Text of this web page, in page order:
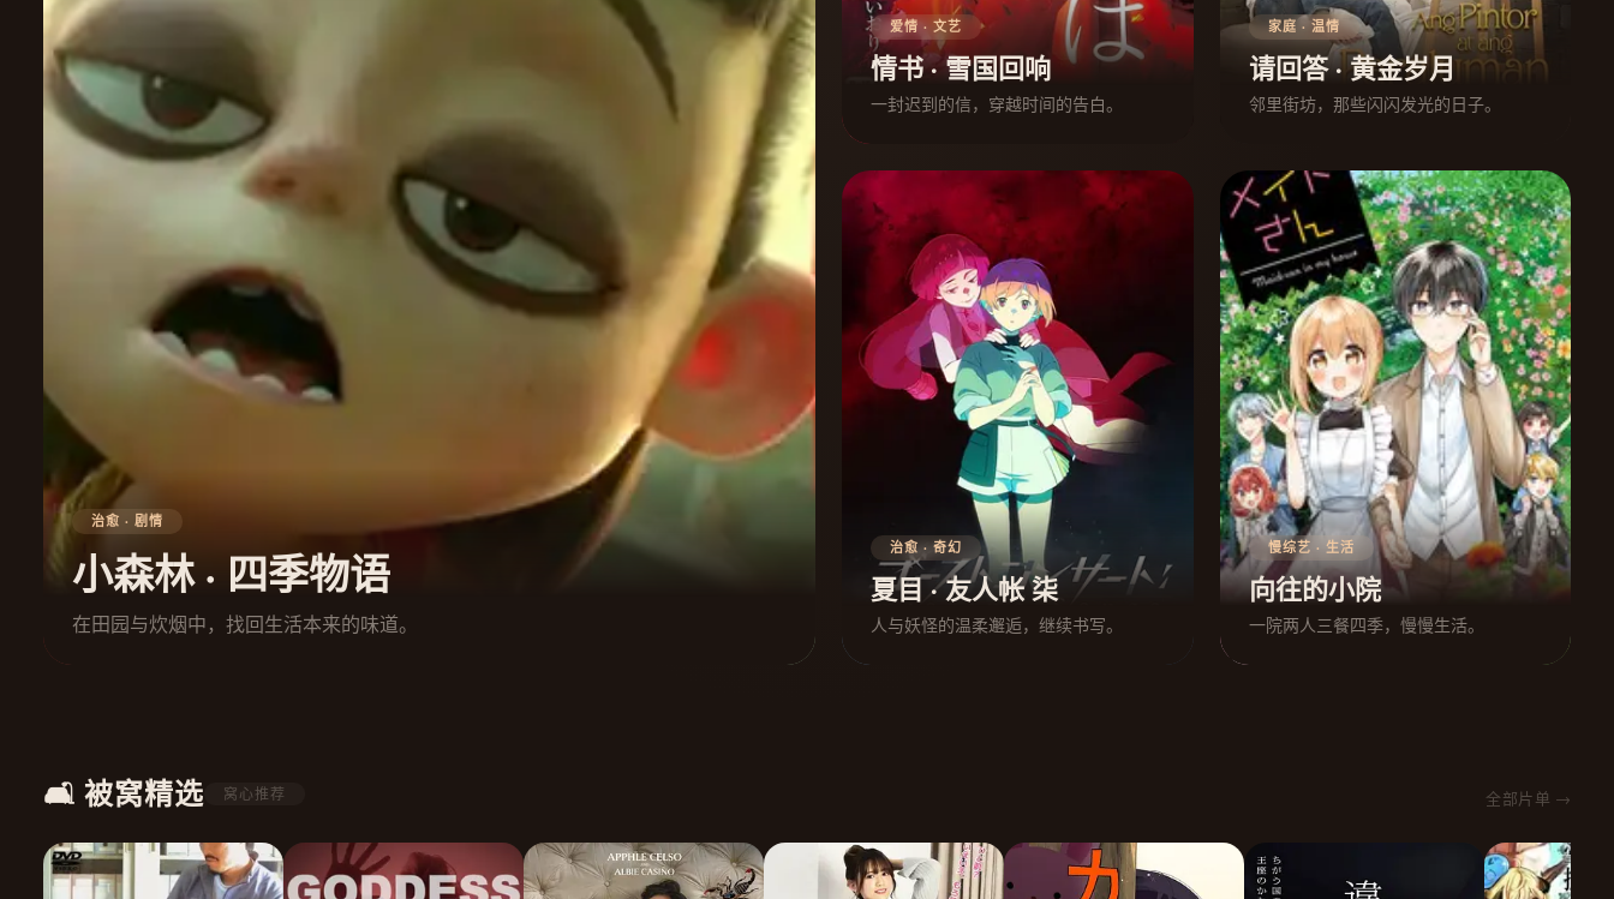
治愈 · 剧情
小森林 · 四季物语
在田园与炊烟中，找回生活本来的味道。
爱情 · 文艺
情书 · 雪国回响
一封迟到的信，穿越时间的告白。
家庭 · 温情
请回答 · 黄金岁月
邻里街坊，那些闪闪发光的日子。
治愈 · 奇幻
夏目 · 友人帐 柒
人与妖怪的温柔邂逅，继续书写。
慢综艺 · 生活
向往的小院
一院两人三餐四季，慢慢生活。
🛋️ 被窝精选 窝心推荐 全部片单 →